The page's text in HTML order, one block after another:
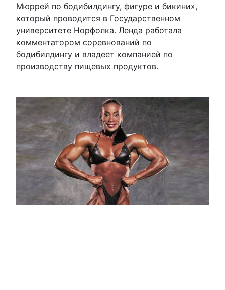
Мюррей по бодибилдингу, фигуре и бикини»,
который проводится в Государственном
университете Норфолка. Ленда работала
комментатором соревнований по
бодибилдингу и владеет компанией по
производству пищевых продуктов.